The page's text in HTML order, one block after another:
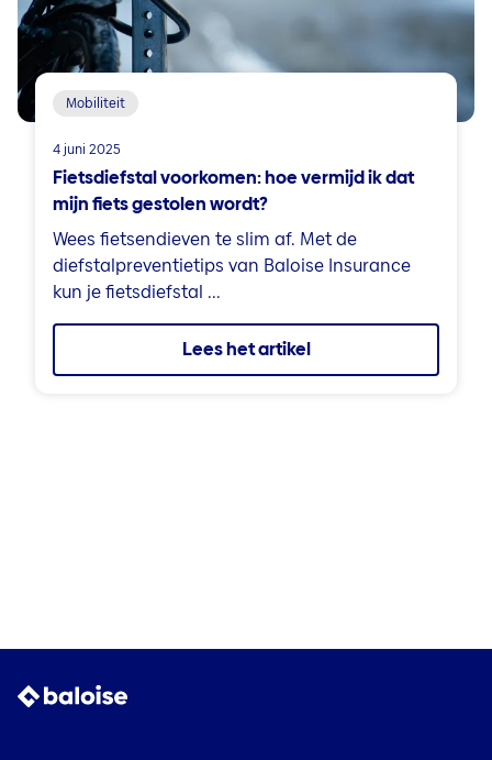
Mobiliteit
4 juni 2025
Fietsdiefstal voorkomen: hoe vermijd ik dat
mijn fiets gestolen wordt?
Wees fietsendieven te slim af. Met de
diefstalpreventietips van Baloise Insurance
kun je fietsdiefstal ...
Lees het artikel